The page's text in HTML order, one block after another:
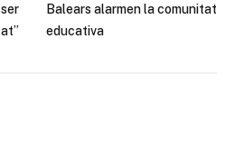
Balears alarmen la comunitat
educativa